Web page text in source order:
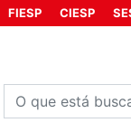
FIESP CIESP